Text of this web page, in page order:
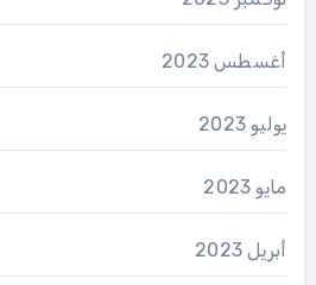
أغسطس 2023
يوليو 2023
مايو 2023
أبريل 2023